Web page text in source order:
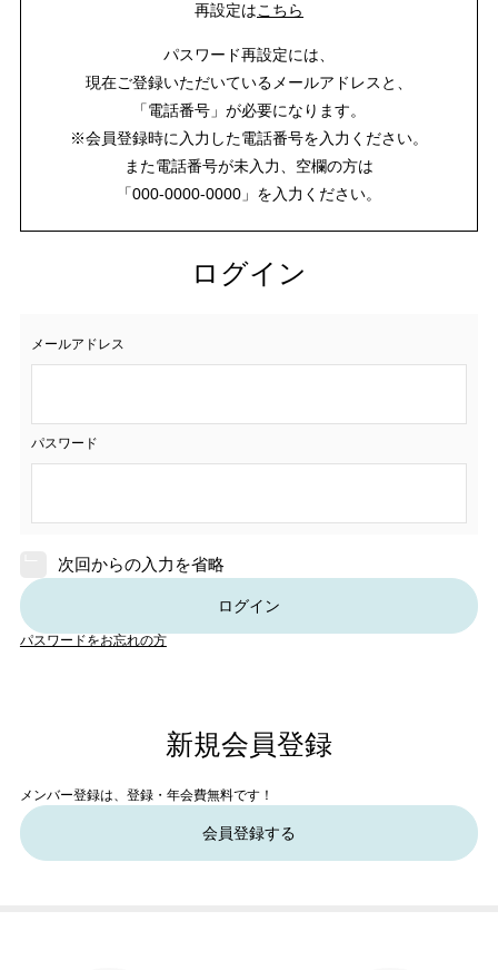
再設定はこちら
パスワード再設定には、
現在ご登録いただいているメールアドレスと、
「電話番号」が必要になります。
※会員登録時に入力した電話番号を入力ください。
また電話番号が未入力、空欄の方は
「000-0000-0000」を入力ください。
ログイン
メールアドレス
パスワード
次回からの入力を省略
ログイン
パスワードをお忘れの方
新規会員登録
メンバー登録は、登録・年会費無料です！
会員登録する